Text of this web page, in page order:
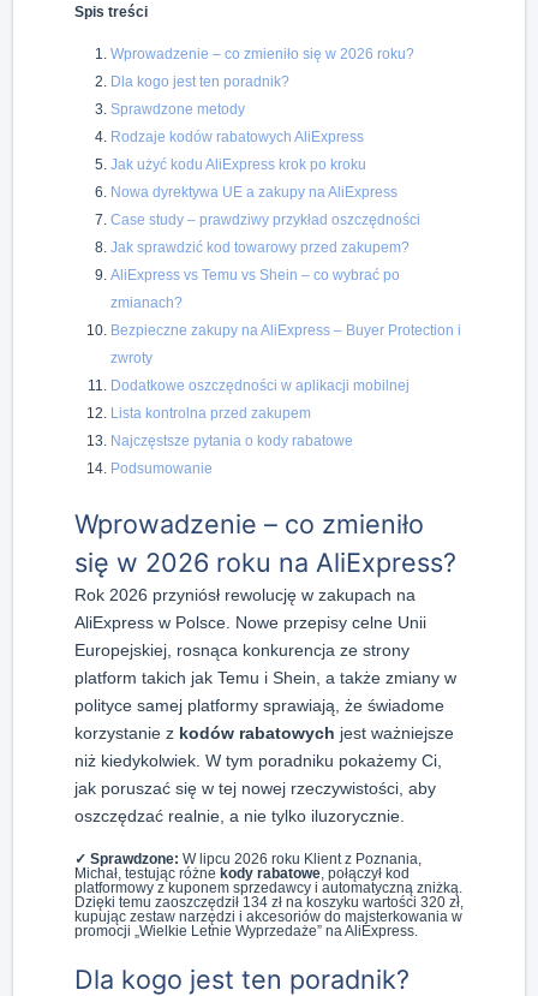
Spis treści
Wprowadzenie – co zmieniło się w 2026 roku?
Dla kogo jest ten poradnik?
Sprawdzone metody
Rodzaje kodów rabatowych AliExpress
Jak użyć kodu AliExpress krok po kroku
Nowa dyrektywa UE a zakupy na AliExpress
Case study – prawdziwy przykład oszczędności
Jak sprawdzić kod towarowy przed zakupem?
AliExpress vs Temu vs Shein – co wybrać po
zmianach?
Bezpieczne zakupy na AliExpress – Buyer Protection i
zwroty
Dodatkowe oszczędności w aplikacji mobilnej
Lista kontrolna przed zakupem
Najczęstsze pytania o kody rabatowe
Podsumowanie
Wprowadzenie – co zmieniło
się w 2026 roku na AliExpress?
Rok 2026 przyniósł rewolucję w zakupach na
AliExpress w Polsce. Nowe przepisy celne Unii
Europejskiej, rosnąca konkurencja ze strony
platform takich jak Temu i Shein, a także zmiany w
polityce samej platformy sprawiają, że świadome
korzystanie z kodów rabatowych jest ważniejsze
niż kiedykolwiek. W tym poradniku pokażemy Ci,
jak poruszać się w tej nowej rzeczywistości, aby
oszczędzać realnie, a nie tylko iluzorycznie.
✓ Sprawdzone: W lipcu 2026 roku Klient z Poznania,
Michał, testując różne kody rabatowe , połączył kod
platformowy z kuponem sprzedawcy i automatyczną zniżką.
Dzięki temu zaoszczędził 134 zł na koszyku wartości 320 zł,
kupując zestaw narzędzi i akcesoriów do majsterkowania w
promocji „Wielkie Letnie Wyprzedaże” na AliExpress.
Dla kogo jest ten poradnik?